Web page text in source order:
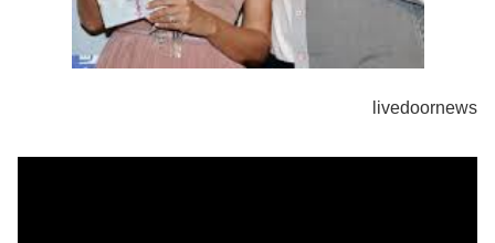
livedoornews